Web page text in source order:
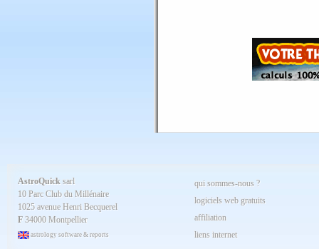
Spécial AQ 7.84 jan.2025
Septembre 2024
Avril 2024
Mars 2024
Février 2024
Janvier 2024
Décembre 2023
Novembre 2023
AstroQuick sarl
10 Parc Club du Millénaire
1025 avenue Henri Becquerel
F 34000 Montpellier
astrology software & reports
qui sommes-nous ?
logiciels web gratuits
affiliation
liens internet